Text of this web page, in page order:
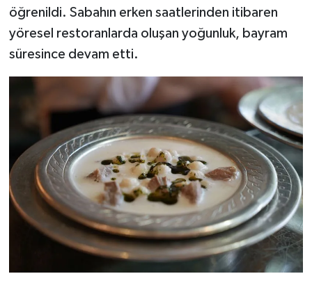
öğrenildi. Sabahın erken saatlerinden itibaren
yöresel restoranlarda oluşan yoğunluk, bayram
süresince devam etti.